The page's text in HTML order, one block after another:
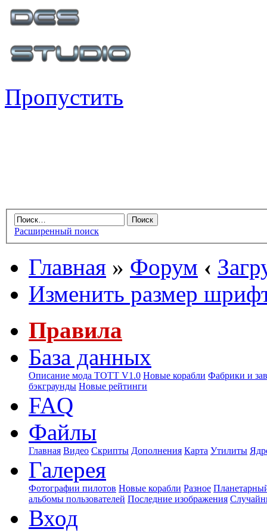
Пропустить
Расширенный поиск
Главная » Форум ‹
Изменить размер
Правила
База данных
Описание мода ТОТТ V1.0 Новые корабли Фабрики и
бэкграунды Новые рейтинги
FAQ
Файлы
Главная Видео Скрипты Дополнения Карта Утилиты
Галерея
Фотографии пилотов Новые корабли Разное
альбомы пользователей Последние изображения
Вход